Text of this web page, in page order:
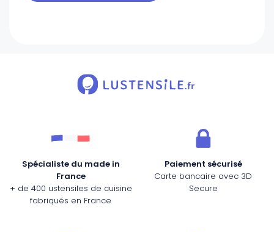
Spécialiste du made in
France
+ de 400 ustensiles de cuisine
fabriqués en France
Paiement sécurisé
Carte bancaire avec 3D
Secure